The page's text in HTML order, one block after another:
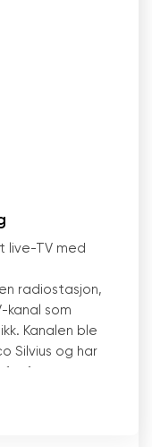
live-TV med
en radiostasjon,
kanal som
Kanalen ble
Silvius og har